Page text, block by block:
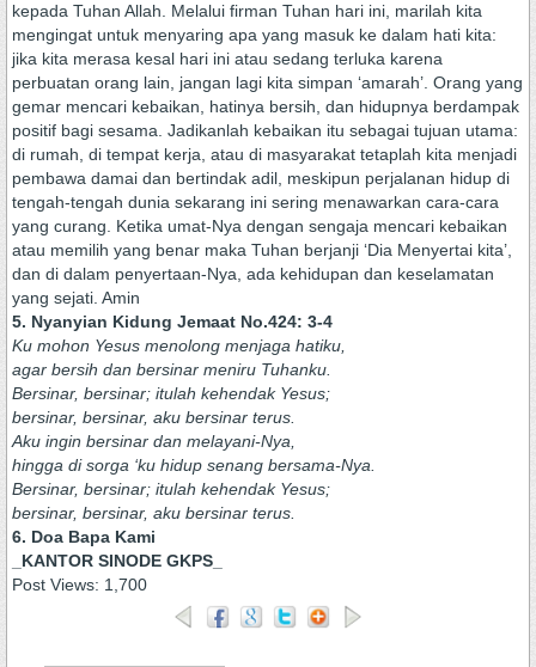
kepada Tuhan Allah. Melalui firman Tuhan hari ini, marilah kita
mengingat untuk menyaring apa yang masuk ke dalam hati kita:
jika kita merasa kesal hari ini atau sedang terluka karena
perbuatan orang lain, jangan lagi kita simpan ‘amarah’. Orang yang
gemar mencari kebaikan, hatinya bersih, dan hidupnya berdampak
positif bagi sesama. Jadikanlah kebaikan itu sebagai tujuan utama:
di rumah, di tempat kerja, atau di masyarakat tetaplah kita menjadi
pembawa damai dan bertindak adil, meskipun perjalanan hidup di
tengah-tengah dunia sekarang ini sering menawarkan cara-cara
yang curang. Ketika umat-Nya dengan sengaja mencari kebaikan
atau memilih yang benar maka Tuhan berjanji ‘Dia Menyertai kita’,
dan di dalam penyertaan-Nya, ada kehidupan dan keselamatan
yang sejati. Amin
5. Nyanyian Kidung Jemaat No.424: 3-4
Ku mohon Yesus menolong menjaga hatiku,
agar bersih dan bersinar meniru Tuhanku.
Bersinar, bersinar; itulah kehendak Yesus;
bersinar, bersinar, aku bersinar terus.
Aku ingin bersinar dan melayani-Nya,
hingga di sorga ‘ku hidup senang bersama-Nya.
Bersinar, bersinar; itulah kehendak Yesus;
bersinar, bersinar, aku bersinar terus.
6. Doa Bapa Kami
_KANTOR SINODE GKPS_
Post Views: 1,700